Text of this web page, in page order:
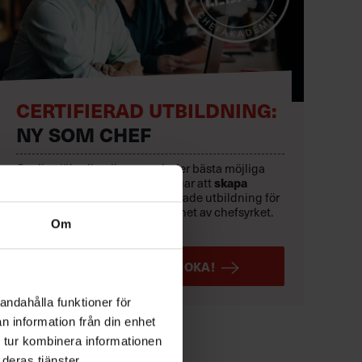
Om
funktioner för
information från din enhet
kombinera informationen
CERTIFIERAD UTBILDNING:
NY SOM CHEF
Ge dig själv eller dina nya chefer bästa möjliga
start i rollen – och förutsättningar att skapa
Sveriges mest etablerade utbildning för
dig med upp till två års erfarenhet av chefsyrket.
Löpande starter.
LÄS MER OCH BOKA!